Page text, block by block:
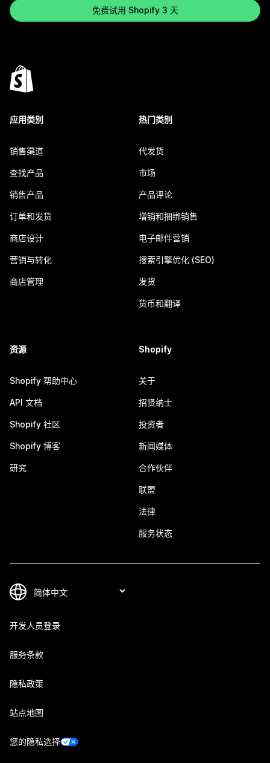
免费试用 Shopify 3 天
应用类别
销售渠道
查找产品
销售产品
订单和发货
商店设计
营销与转化
商店管理
热门类别
代发货
市场
产品评论
增销和捆绑销售
电子邮件营销
搜索引擎优化 (SEO)
发货
货币和翻译
资源
Shopify 帮助中心
API 文档
Shopify 社区
Shopify 博客
研究
Shopify
关于
招贤纳士
投资者
新闻媒体
合作伙伴
联盟
法律
服务状态
开发人员登录
服务条款
隐私政策
站点地图
您的隐私选择